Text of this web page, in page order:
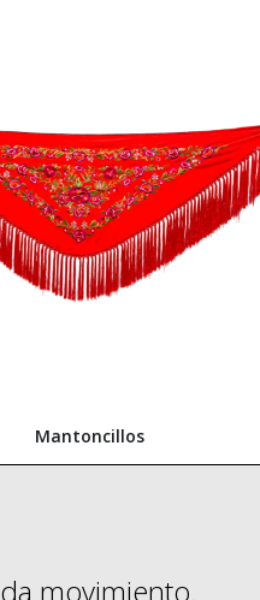
Mantoncillos
movimiento.